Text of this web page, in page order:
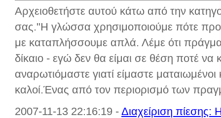
Αρχειοθετήστε αυτού κάτω από την
σας."Η γλώσσα χρησιμοποιούμε πότε
με καταπλήσσουμε απλά. Λέμε ότι
δίκαιο - εγώ δεν θα είμαι σε θέση ποτέ
αναρωτιόμαστε γιατί είμαστε
καλοί.Ένας από τον περιορισμό των
2007-11-13 22:16:19 - Διαχείριση